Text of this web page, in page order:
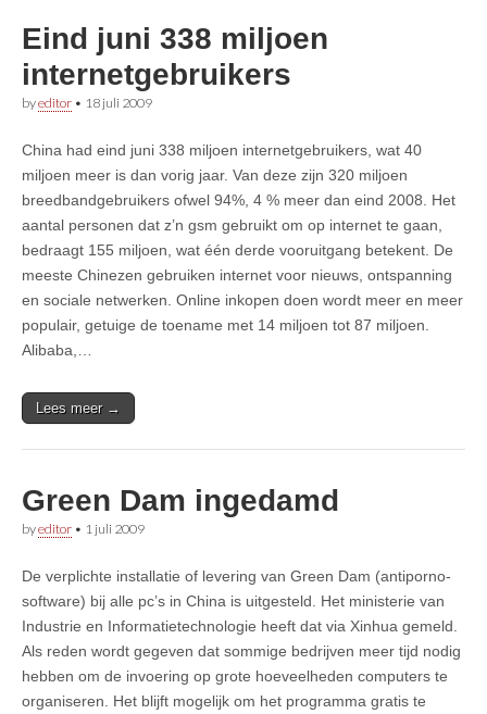
Eind juni 338 miljoen
internetgebruikers
byeditor • 18 juli 2009
China had eind juni 338 miljoen internetgebruikers, wat 40
miljoen meer is dan vorig jaar. Van deze zijn 320 miljoen
breedbandgebruikers ofwel 94%, 4 % meer dan eind 2008. Het
aantal personen dat z’n gsm gebruikt om op internet te gaan,
bedraagt 155 miljoen, wat één derde vooruitgang betekent. De
meeste Chinezen gebruiken internet voor nieuws, ontspanning
en sociale netwerken. Online inkopen doen wordt meer en meer
populair, getuige de toename met 14 miljoen tot 87 miljoen.
Alibaba,…
Lees meer →
Green Dam ingedamd
byeditor • 1 juli 2009
De verplichte installatie of levering van Green Dam (antiporno-
software) bij alle pc’s in China is uitgesteld. Het ministerie van
Industrie en Informatietechnologie heeft dat via Xinhua gemeld.
Als reden wordt gegeven dat sommige bedrijven meer tijd nodig
hebben om de invoering op grote hoeveelheden computers te
organiseren. Het blijft mogelijk om het programma gratis te